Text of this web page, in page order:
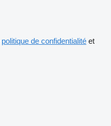
politique de confidentialité et